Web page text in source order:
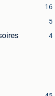
16
5
4